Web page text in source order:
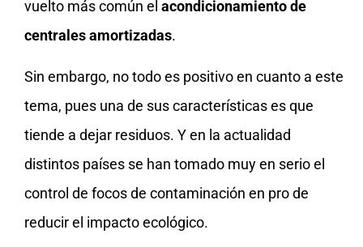
vuelto más común el acondicionamiento de
centrales amortizadas.
Sin embargo, no todo es positivo en cuanto a este
tema, pues una de sus características es que
tiende a dejar residuos. Y en la actualidad
distintos países se han tomado muy en serio el
control de focos de contaminación en pro de
reducir el impacto ecológico.